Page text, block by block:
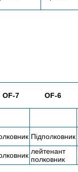
OF-7 OF-6
Підполковник
лейтенант
полковник